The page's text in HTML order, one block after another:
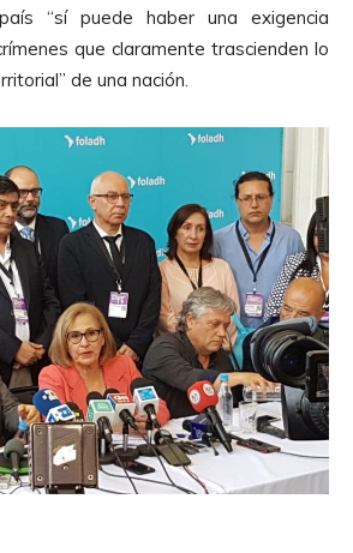
“sí puede haber una exigencia
que claramente trascienden lo
de una nación.